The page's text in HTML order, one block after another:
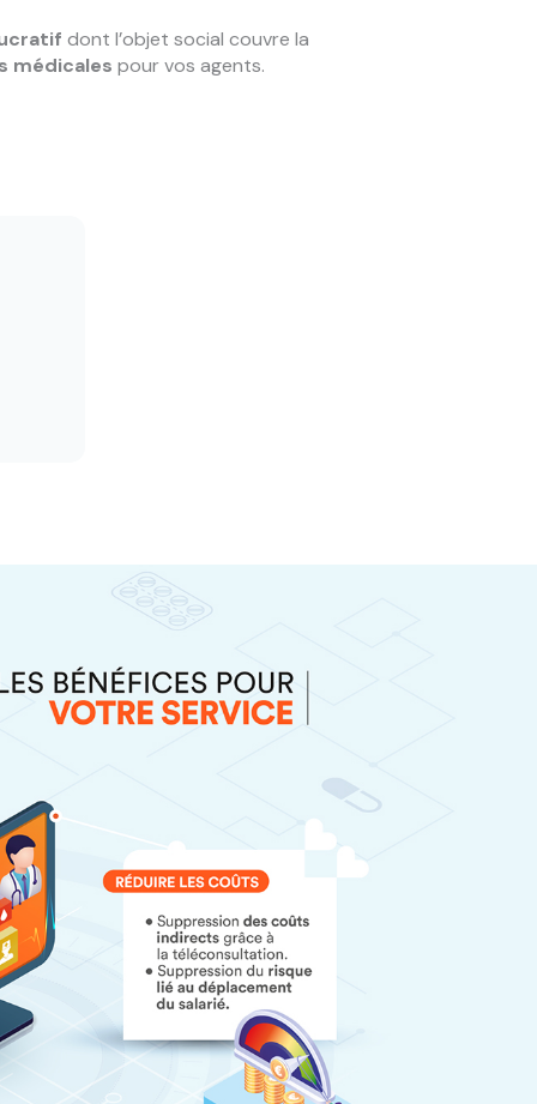
dont l’objet social couvre la
médicales pour vos agents.